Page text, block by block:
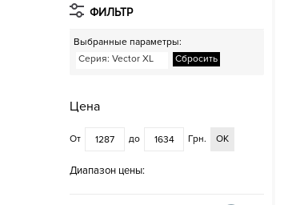
ФИЛЬТР
Выбранные параметры:
Серия: Vector XL Сбросить
Цена
От до Грн. ОК
Диапазон цены: